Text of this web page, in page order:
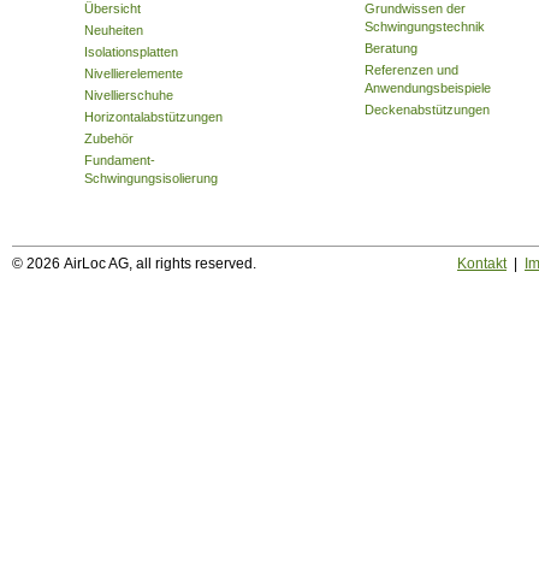
Übersicht
Neuheiten
Isolationsplatten
Nivellierelemente
Nivellierschuhe
Horizontalabstützungen
Zubehör
Fundament-
Schwingungsisolierung
Grundwissen der
Schwingungstechnik
Beratung
Referenzen und
Anwendungsbeispiele
Deckenabstützungen
© 2026 AirLoc AG, all rights reserved. Kontakt|